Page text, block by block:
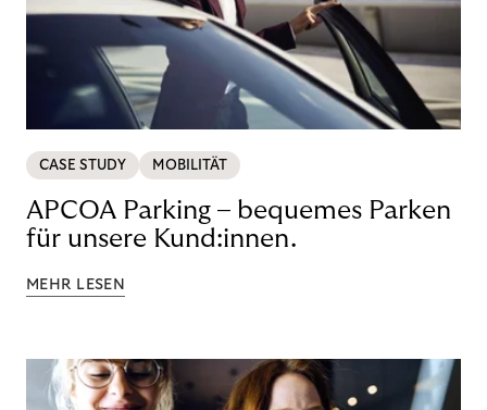
CASE STUDY MOBILITÄT
APCOA Parking – bequemes Parken
für unsere Kund:innen.
MEHR LESEN